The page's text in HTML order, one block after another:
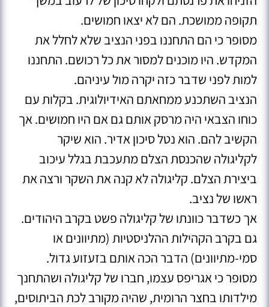
תקופה ממושכת. הם לא יצאו חמושים.
מסופר כי הם התחננו בפני הנציב שלא לחלל את
המקדש. היו מוכנים למסור את כל רכושם. התחננו
למות לפני שדבר כזה יקרה מול עיניהם.
הנציב השתכנע ממחאתם האידיולוגית. בקלות עם
כוחו הצבאי היה מרסק אותם גם אם היו חמושים. אך
הקשיב להם. הוא נטל סיכון אדיר. הוא שיקר
לקליגולה שהכנסת הצלם מתעכבת בגלל עיכוב
ביצירת הצלם. קליגולה לא קנה את השקר ורצה את
ראשו של נציב.
אך כשדבר כוונתו של קליגולה פשט בקרב היהודים.
גם בקרב הקהילות ההלניסטיות (מתיוונים או
סמי-מתיוונים) הדבר הכה אותם בזעזוע גדול.
מסופר כי אגריפס עצמו, חברו של קליגולה ושהתחנך
מילדותו בחצר הרומית, שהיה מקורב לכת הביתוסים,